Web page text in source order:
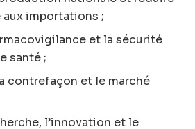
importations ;
et la sécurité
santé ;
contrefaçon et le marché
l’innovation et le